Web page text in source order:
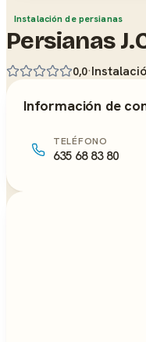
Instalación de persianas
Persianas
0,0·
Información de
TELÉFONO
635 68 83 80